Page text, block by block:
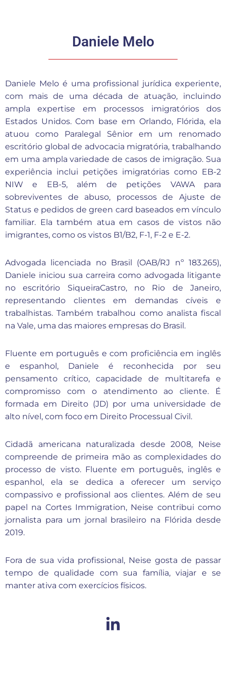
Daniele Melo
Daniele Melo é uma profissional jurídica experiente,
com mais de uma década de atuação, incluindo
ampla expertise em processos imigratórios dos
Estados Unidos. Com base em Orlando, Flórida, ela
atuou como Paralegal Sênior em um renomado
escritório global de advocacia migratória, trabalhando
em uma ampla variedade de casos de imigração. Sua
experiência inclui petições imigratórias como EB-2
NIW e EB-5, além de petições VAWA para
sobreviventes de abuso, processos de Ajuste de
Status e pedidos de green card baseados em vínculo
familiar. Ela também atua em casos de vistos não
imigrantes, como os vistos B1/B2, F-1, F-2 e E-2.
Advogada licenciada no Brasil (OAB/RJ nº 183.265),
Daniele iniciou sua carreira como advogada litigante
no escritório SiqueiraCastro, no Rio de Janeiro,
representando clientes em demandas cíveis e
trabalhistas. Também trabalhou como analista fiscal
na Vale, uma das maiores empresas do Brasil.
Fluente em português e com proficiência em inglês
e espanhol, Daniele é reconhecida por seu
pensamento crítico, capacidade de multitarefa e
compromisso com o atendimento ao cliente. É
formada em Direito (JD) por uma universidade de
alto nível, com foco em Direito Processual Civil.
Cidadã americana naturalizada desde 2008, Neise
compreende de primeira mão as complexidades do
processo de visto. Fluente em português, inglês e
espanhol, ela se dedica a oferecer um serviço
compassivo e profissional aos clientes. Além de seu
papel na Cortes Immigration, Neise contribui como
jornalista para um jornal brasileiro na Flórida desde
2019.
Fora de sua vida profissional, Neise gosta de passar
tempo de qualidade com sua família, viajar e se
manter ativa com exercícios físicos.